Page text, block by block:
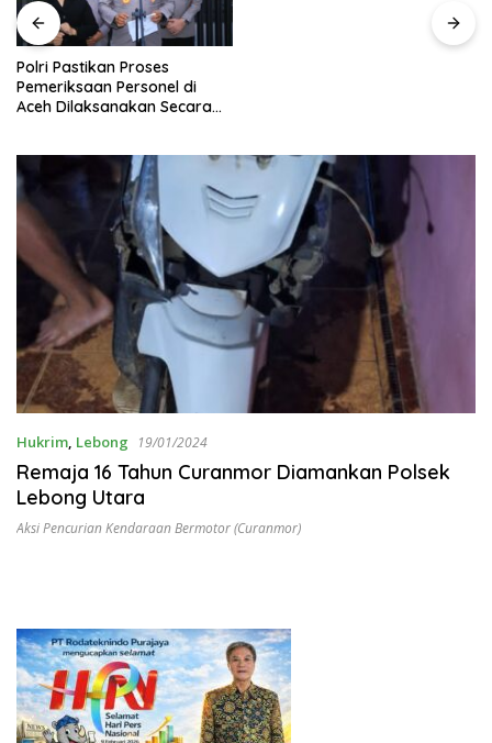
Polri Pastikan Proses
Pemeriksaan Personel di
Aceh Dilaksanakan Secara
Hukrim, Lebong 19/01/2024
Remaja 16 Tahun Curanmor Diamankan Polsek
Lebong Utara
Aksi Pencurian Kendaraan Bermotor (Curanmor)